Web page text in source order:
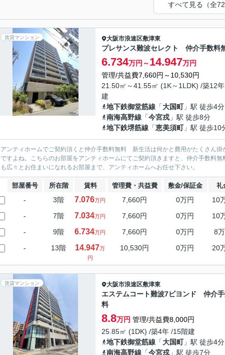
すべて見る（全72
賃貸マンション 大阪市浪速区敷津東
プレサンス難波セレクト 仲介手数料
6.734万円～14.947万円
管理/共益費7,660円～10,530円
21.50㎡～41.55㎡ (1K～1LDK) /築12
建
地下鉄御堂筋線 「大国町」駅 徒歩4分
南海高野線 「今宮戎 」駅 徒歩8分
地下鉄堺筋線 「恵美須町」駅 徒歩10
アンティホームでご契約頂くと仲介手数料無料 新生活は何かと費用がたくさん
ですよね。こちらのお部屋をアンティホームにてご契約頂きますと、仲介手数料
も広々とお住まいになれるお部屋まで、アンティホームへお任せ下さい。
部屋番号 所在階 賃料 管理費・共益費 敷金/保証金 礼
- 3階 7.076万円 7,660円 0万円 10
- 7階 7.034万円 7,660円 0万円 10
- 9階 6.734万円 7,660円 0万円 8
- 13階 14.947万
円
10,530円 0万円 20
賃貸マンション 大阪市浪速区敷津東
エステムコート難波7ビヨンド 仲介
料
8.8万円 管理/共益費8,000円
25.85㎡ (1DK) /築4年 /15階建
地下鉄御堂筋線 「大国町」駅 徒歩4分
南海高野線 「今宮戎 」駅 徒歩7分